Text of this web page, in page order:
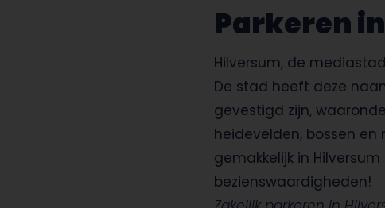
Parkeren
Hilversum, de
De stad heeft deze
gevestigd zijn,
heidevelden, bossen
gemakkelijk in
bezienswaardigheden!